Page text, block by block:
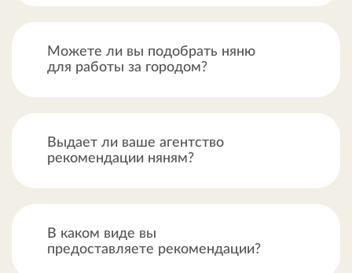
Можете ли вы подобрать няню
для работы за городом?
Выдает ли ваше агентство
рекомендации няням?
В каком виде вы
предоставляете рекомендации?